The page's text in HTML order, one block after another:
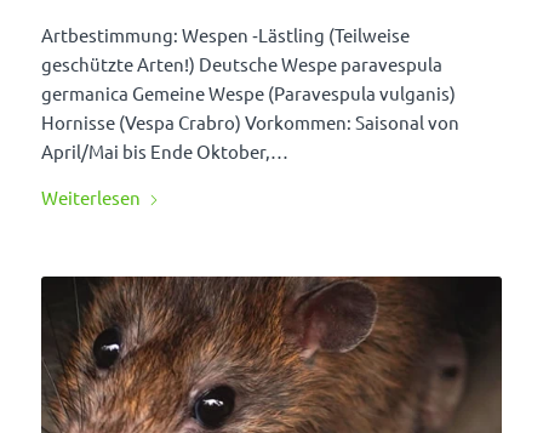
Artbe­stim­mung: Wespen ‑Läst­ling (Teil­weise
geschützte Arten!) Deut­sche Wespe para­vespula
germa­nica Gemeine Wespe (Para­vespula vulganis)
Hornisse (Vespa Crabro) Vorkommen: Saisonal von
April/Mai bis Ende Oktober,…
Weiter­lesen